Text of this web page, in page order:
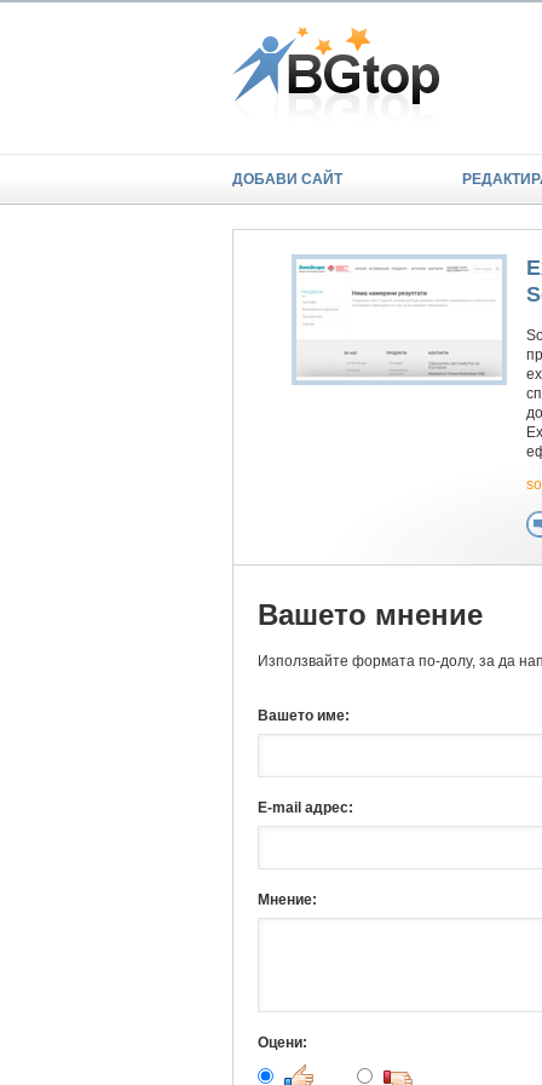
ДОБАВИ САЙТ
Вашето мнение
Използвайте формата по-долу, за да
Вашето име:
E-mail адрес:
Мнение:
Оцени: